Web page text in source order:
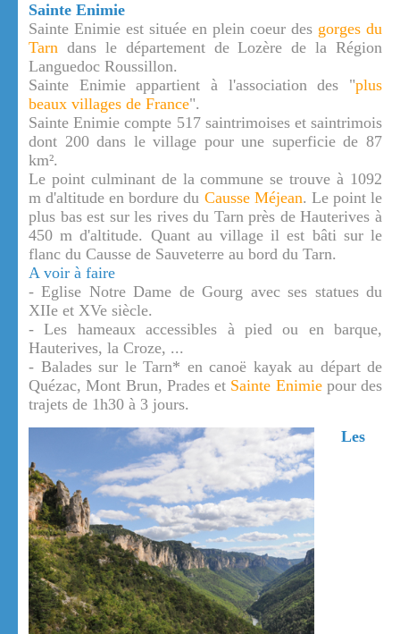
Sainte Enimie
Sainte Enimie est située en plein coeur des gorges du
Tarn dans le département de Lozère de la Région
Languedoc Roussillon.
Sainte Enimie appartient à l'association des "plus
beaux villages de France".
Sainte Enimie compte 517 saintrimoises et saintrimois
dont 200 dans le village pour une superficie de 87
km².
Le point culminant de la commune se trouve à 1092
m d'altitude en bordure du Causse Méjean. Le point le
plus bas est sur les rives du Tarn près de Hauterives à
450 m d'altitude. Quant au village il est bâti sur le
flanc du Causse de Sauveterre au bord du Tarn.
A voir à faire
- Eglise Notre Dame de Gourg avec ses statues du
XIIe et XVe siècle.
- Les hameaux accessibles à pied ou en barque,
Hauterives, la Croze, ...
- Balades sur le Tarn* en canoë kayak au départ de
Quézac, Mont Brun, Prades et Sainte Enimiepour des
trajets de 1h30 à 3 jours.
Les